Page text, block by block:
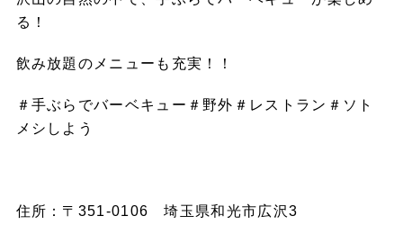
る！
飲み放題のメニューも充実！！
＃手ぶらでバーベキュー＃野外＃レストラン＃ソト
メシしよう
住所：〒351-0106 埼玉県和光市広沢3